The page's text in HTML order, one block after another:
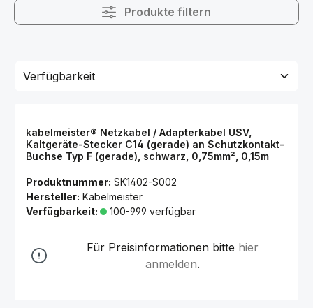
Produkte filtern
kabelmeister® Netzkabel / Adapterkabel USV,
Kaltgeräte-Stecker C14 (gerade) an Schutzkontakt-
Buchse Typ F (gerade), schwarz, 0,75mm², 0,15m
Produktnummer: SK1402-S002
Hersteller: Kabelmeister
Verfügbarkeit:
100-999 verfügbar
Für Preisinformationen bitte hier
anmelden.